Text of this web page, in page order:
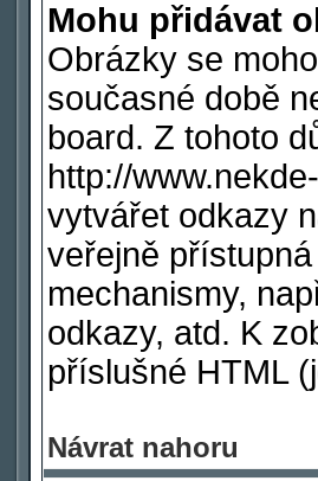
Mohu přidávat
Obrázky se
současné době
board. Z tohoto
http://
vytvářet odkazy
veřejně
mechanismy,
odkazy, atd. K
příslušné HTML
Návrat nahoru